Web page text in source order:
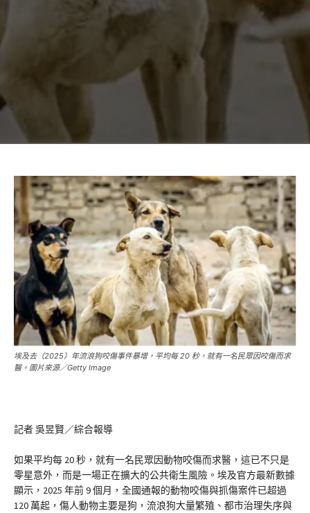
埃及去（2025）年流浪狗咬傷事件暴增，平均每 20 秒，就有一名民眾因咬傷而求
醫。圖片來源／Getty Image
記者 吳昱賢／綜合報導
如果平均每 20 秒，就有一名民眾因動物咬傷而求醫，這已不只是
零星意外，而是一場正在擴大的公共衛生風險。埃及官方最新數據
顯示，2025 年前 9 個月，全國通報的動物咬傷與抓傷案件已超過
120 萬起，傷人動物主要是狗，流浪狗大量繁殖、都市治理失序與